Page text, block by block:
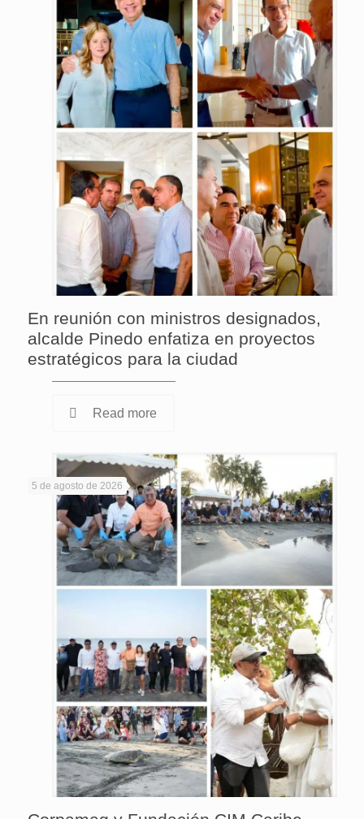
En reunión con ministros designados,
alcalde Pinedo enfatiza en proyectos
estratégicos para la ciudad
Read more
5 de agosto de 2026